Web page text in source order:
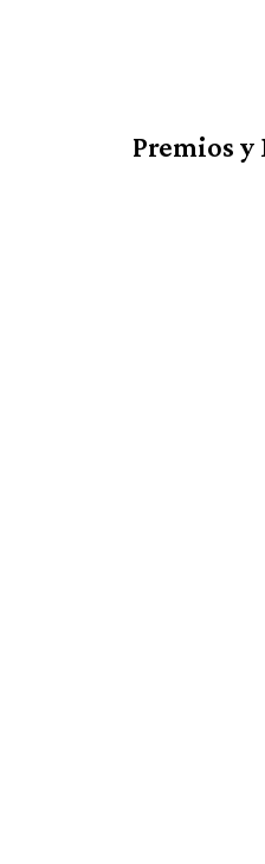
Premios y